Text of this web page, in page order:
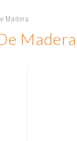
Madera
Madera